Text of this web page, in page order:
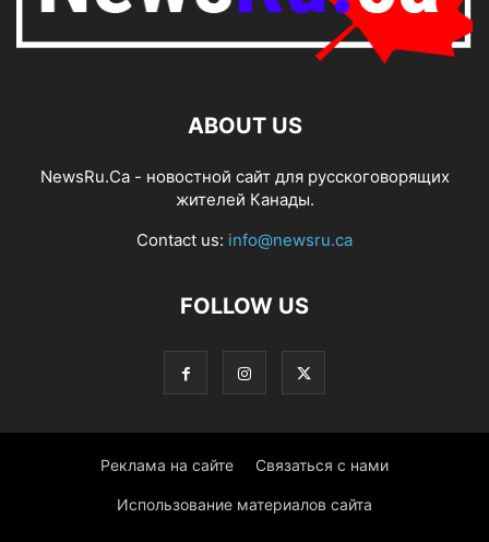
ABOUT US
NewsRu.Ca - новостной сайт для русскоговорящих
жителей Канады.
Contact us: info@newsru.ca
FOLLOW US
Реклама на сайте Связаться с нами
Использование материалов сайта